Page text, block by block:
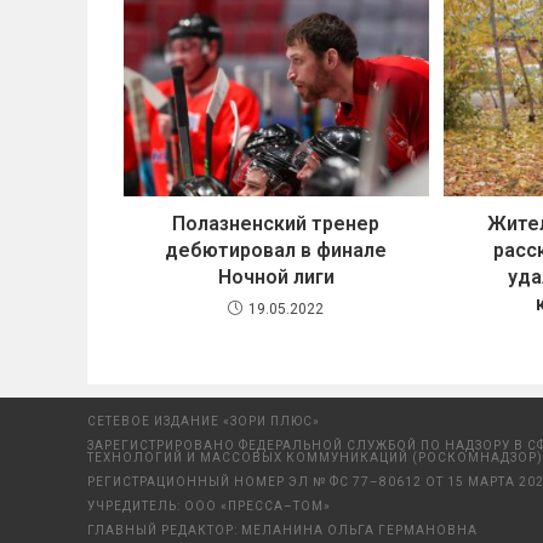
Полазненский тренер
дебютировал в финале
Ночной лиги
19.05.2022
СЕТЕВОЕ ИЗДАНИЕ «ЗОРИ ПЛЮС»
ЗАРЕГИСТРИРОВАНО ФЕДЕРАЛЬНОЙ СЛУЖБОЙ ПО НАДЗОРУ В
ТЕХНОЛОГИЙ И МАССОВЫХ КОММУНИКАЦИЙ (РОСКОМНАДЗОР)
РЕГИСТРАЦИОННЫЙ НОМЕР ЭЛ № ФС 77–80612 ОТ 15 МАРТА
УЧРЕДИТЕЛЬ: ООО «ПРЕССА–ТОМ»
ГЛАВНЫЙ РЕДАКТОР: МЕЛАНИНА ОЛЬГА ГЕРМАНОВНА